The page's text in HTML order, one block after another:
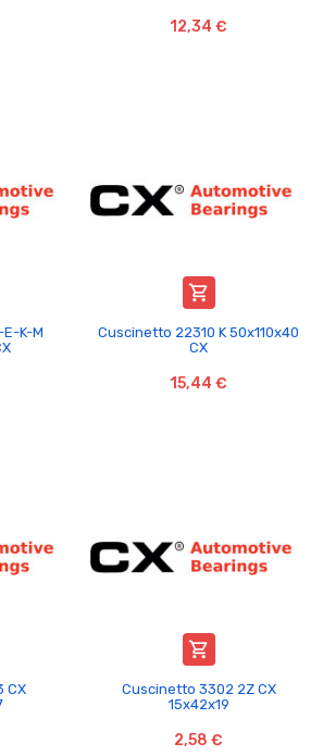
12,34 €
K-M

Cuscinetto 22310 K 50x110x40
CX
15,44 €
CX

Cuscinetto 3302 2Z CX
15x42x19
2,58 €